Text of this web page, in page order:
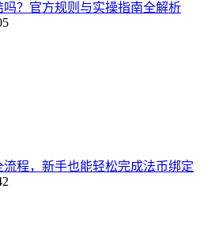
吗？官方规则与实操指南全解析
流程，新手也能轻松完成法币绑定